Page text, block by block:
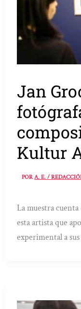
Jan
Kultur
PORA. E. /
La muestra
esta artista que
experimental a